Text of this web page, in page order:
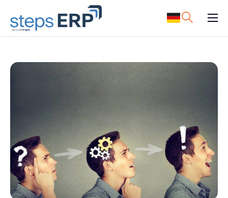
ERP Software
Unternehmen